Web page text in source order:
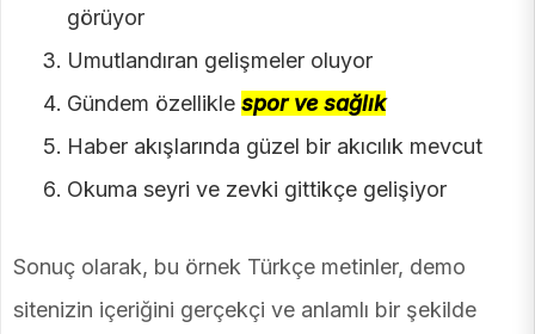
görüyor
Umutlandıran gelişmeler oluyor
Gündem özellikle spor ve sağlık
Haber akışlarında güzel bir akıcılık mevcut
Okuma seyri ve zevki gittikçe gelişiyor
Sonuç olarak, bu örnek Türkçe metinler, demo
sitenizin içeriğini gerçekçi ve anlamlı bir şekilde